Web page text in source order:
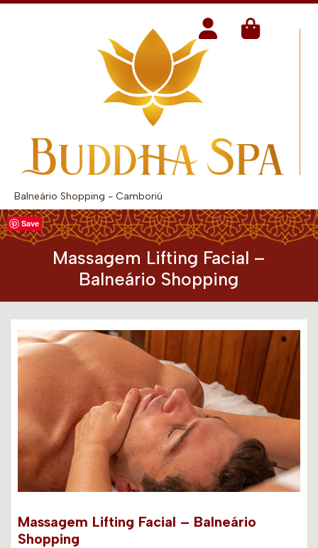
Balneário Shopping - Camboriú
Massagem Lifting Facial –
Balneário Shopping
Save
Massagem Lifting Facial – Balneário
Shopping